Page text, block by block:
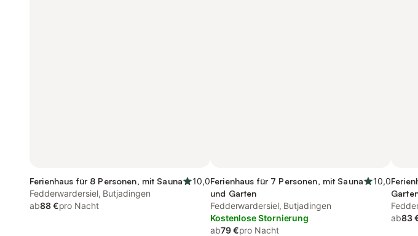
Ferienhaus für 8 Personen, mit Sauna
10,0
Fedderwardersiel, Butjadingen
ab88 €pro Nacht
Ferienhaus für 7 Personen, mit Sauna
und Garten
10,0
Fedderwardersiel, Butjadingen
Kostenlose Stornierung
ab79 €pro Nacht
ab83